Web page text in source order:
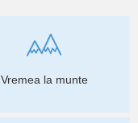
Vremea la munte